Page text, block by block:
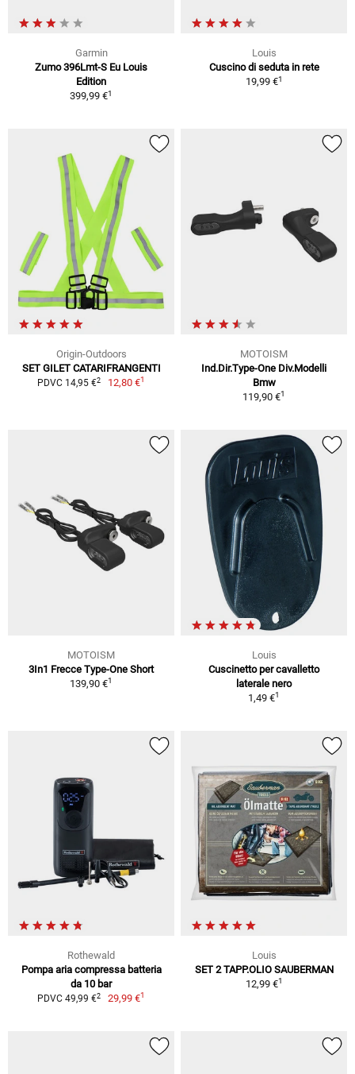
Garmin
Zumo 396Lmt-S Eu Louis
Edition
399,99 €1
Louis
Cuscino di seduta in rete
19,99 €1
Origin-Outdoors
SET GILET CATARIFRANGENTI
PDVC 14,95 €2 12,80 €1
MOTOISM
Ind.Dir.Type-One Div.Modelli
Bmw
119,90 €1
MOTOISM
3In1 Frecce Type-One Short
139,90 €1
Louis
Cuscinetto per cavalletto
laterale nero
1,49 €1
Rothewald
Pompa aria compressa batteria
da 10 bar
PDVC 49,99 €2 29,99 €1
Louis
SET 2 TAPP.OLIO SAUBERMAN
12,99 €1